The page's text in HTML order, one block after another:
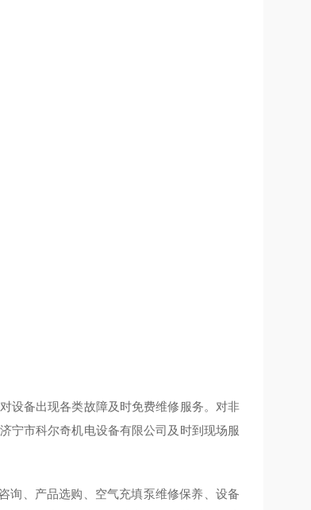
设备出现各类故障及时免费维修服务。对非
宁市科尔奇机电设备有限公司及时到现场服
询、产品选购、空气充填泵维修保养、设备